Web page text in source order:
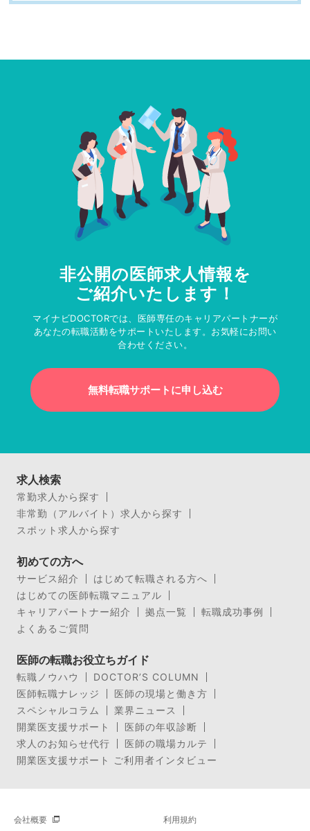
非公開の医師求人情報を
ご紹介いたします！
マイナビDOCTORでは、医師専任のキャリアパートナーが
あなたの転職活動をサポートいたします。お気軽にお問い
合わせください。
無料転職サポートに申し込む
求人検索
常勤求人から探す
非常勤（アルバイト）求人から探す
スポット求人から探す
初めての方へ
サービス紹介
はじめて転職される方へ
はじめての医師転職マニュアル
キャリアパートナー紹介
拠点一覧
転職成功事例
よくあるご質問
医師の転職お役立ちガイド
転職ノウハウ
DOCTOR’S COLUMN
医師転職ナレッジ
医師の現場と働き方
スペシャルコラム
業界ニュース
開業医支援サポート
医師の年収診断
求人のお知らせ代行
医師の職場カルテ
開業医支援サポート ご利用者インタビュー
会社概要 利用規約